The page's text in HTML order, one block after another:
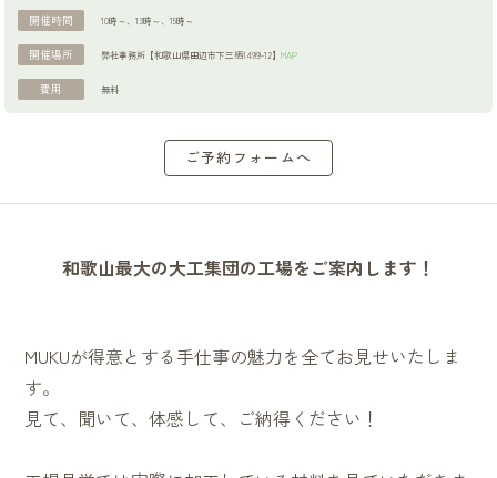
ブログ
資料請求
開催時間 10時～ 、13時～ 、15時～
開催場所 弊社事務所【和歌山県田辺市下三栖1499-12】 MAP
費用 無料
ご予約フォームへ
和歌山最大の大工集団の工場をご案内します！
MUKUが得意とする手仕事の魅力を全てお見せいたしま
す。
見て、聞いて、体感して、ご納得ください！